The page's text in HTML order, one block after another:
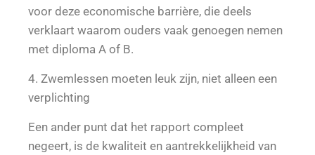
voor deze economische barrière, die deels
verklaart waarom ouders vaak genoegen nemen
met diploma A of B.
4. Zwemlessen moeten leuk zijn, niet alleen een
verplichting
Een ander punt dat het rapport compleet
negeert, is de kwaliteit en aantrekkelijkheid van